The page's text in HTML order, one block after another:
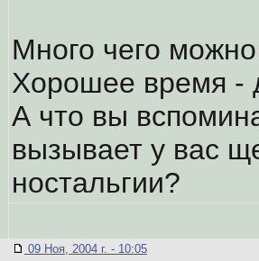
Много чего
Хорошее время -
А что вы
вызывает у вас
ностальгии?
09 Ноя, 2004 г. - 10:05